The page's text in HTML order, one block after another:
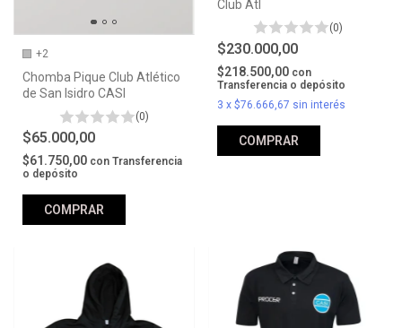
+2
Chomba Pique Club Atlético
de San Isidro CASI
(0)
$65.000,00
$61.750,00 con Transferencia
o depósito
COMPRAR
Club Atl
(0)
$230.000,00
$218.500,00 con
Transferencia o depósito
3 x $76.666,67 sin interés
COMPRAR